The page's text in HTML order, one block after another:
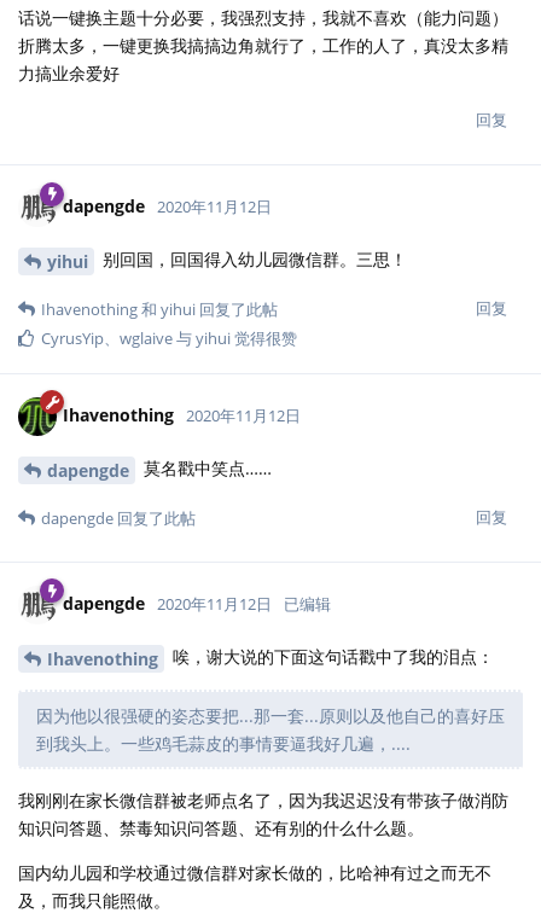
话说一键换主题十分必要，我强烈支持，我就不喜欢（能力问题）
折腾太多，一键更换我搞搞边角就行了，工作的人了，真没太多精
力搞业余爱好
回复
dapengde 2020年11月12日
yihui 别回国，回国得入幼儿园微信群。三思！
回复
Ihavenothing和 yihui 回复了此帖
CyrusYip、 wglaive与yihui觉得很赞
Ihavenothing 2020年11月12日
dapengde 莫名戳中笑点……
回复
dapengde 回复了此帖
dapengde 2020年11月12日 已编辑
Ihavenothing 唉，谢大说的下面这句话戳中了我的泪点：
因为他以很强硬的姿态要把...那一套...原则以及他自己的喜好压
到我头上。一些鸡毛蒜皮的事情要逼我好几遍，....
我刚刚在家长微信群被老师点名了，因为我迟迟没有带孩子做消防
知识问答题、禁毒知识问答题、还有别的什么什么题。
国内幼儿园和学校通过微信群对家长做的，比哈神有过之而无不
及，而我只能照做。